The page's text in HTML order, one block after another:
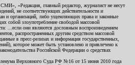
«Редакция, главный редактор, журналист не несут
не соответствующих действительности и
и организаций, либо ущемляющих права и законные
собой злоупотребление свободой массовой
...если они являются дословным воспроизведением
распространенных другим средством массовой
в пресс-релизах и информация государственных,
которое может быть установлено и привлечено к
Российской Федерации о средствах
Верховного Суда РФ №16 от 15 июня 2010 года